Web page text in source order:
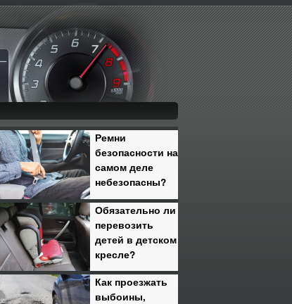
Ремни
безопасности на
самом деле
небезопасны?
Обязательно ли
перевозить
детей в детском
кресле?
Как проезжать
выбоины,